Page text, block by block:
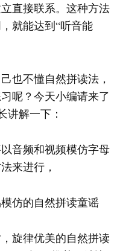
直接联系。这种方法
就能达到“听音能
不懂自然拼读法，
呢？今天小编请来了
讲解一下：
音频和视频模仿字母
来进行，
仿的自然拼读童谣
旋律优美的自然拼读